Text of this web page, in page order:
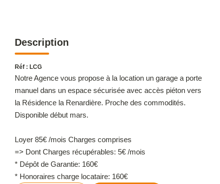
Description
Réf : LCG
Notre Agence vous propose à la location un garage a porte
manuel dans un espace sécurisée avec accès piéton vers
la Résidence la Renardière. Proche des commodités.
Disponible début mars.
Loyer 85€ /mois Charges comprises
=> Dont Charges récupérables: 5€ /mois
* Dépôt de Garantie: 160€
* Honoraires charge locataire: 160€